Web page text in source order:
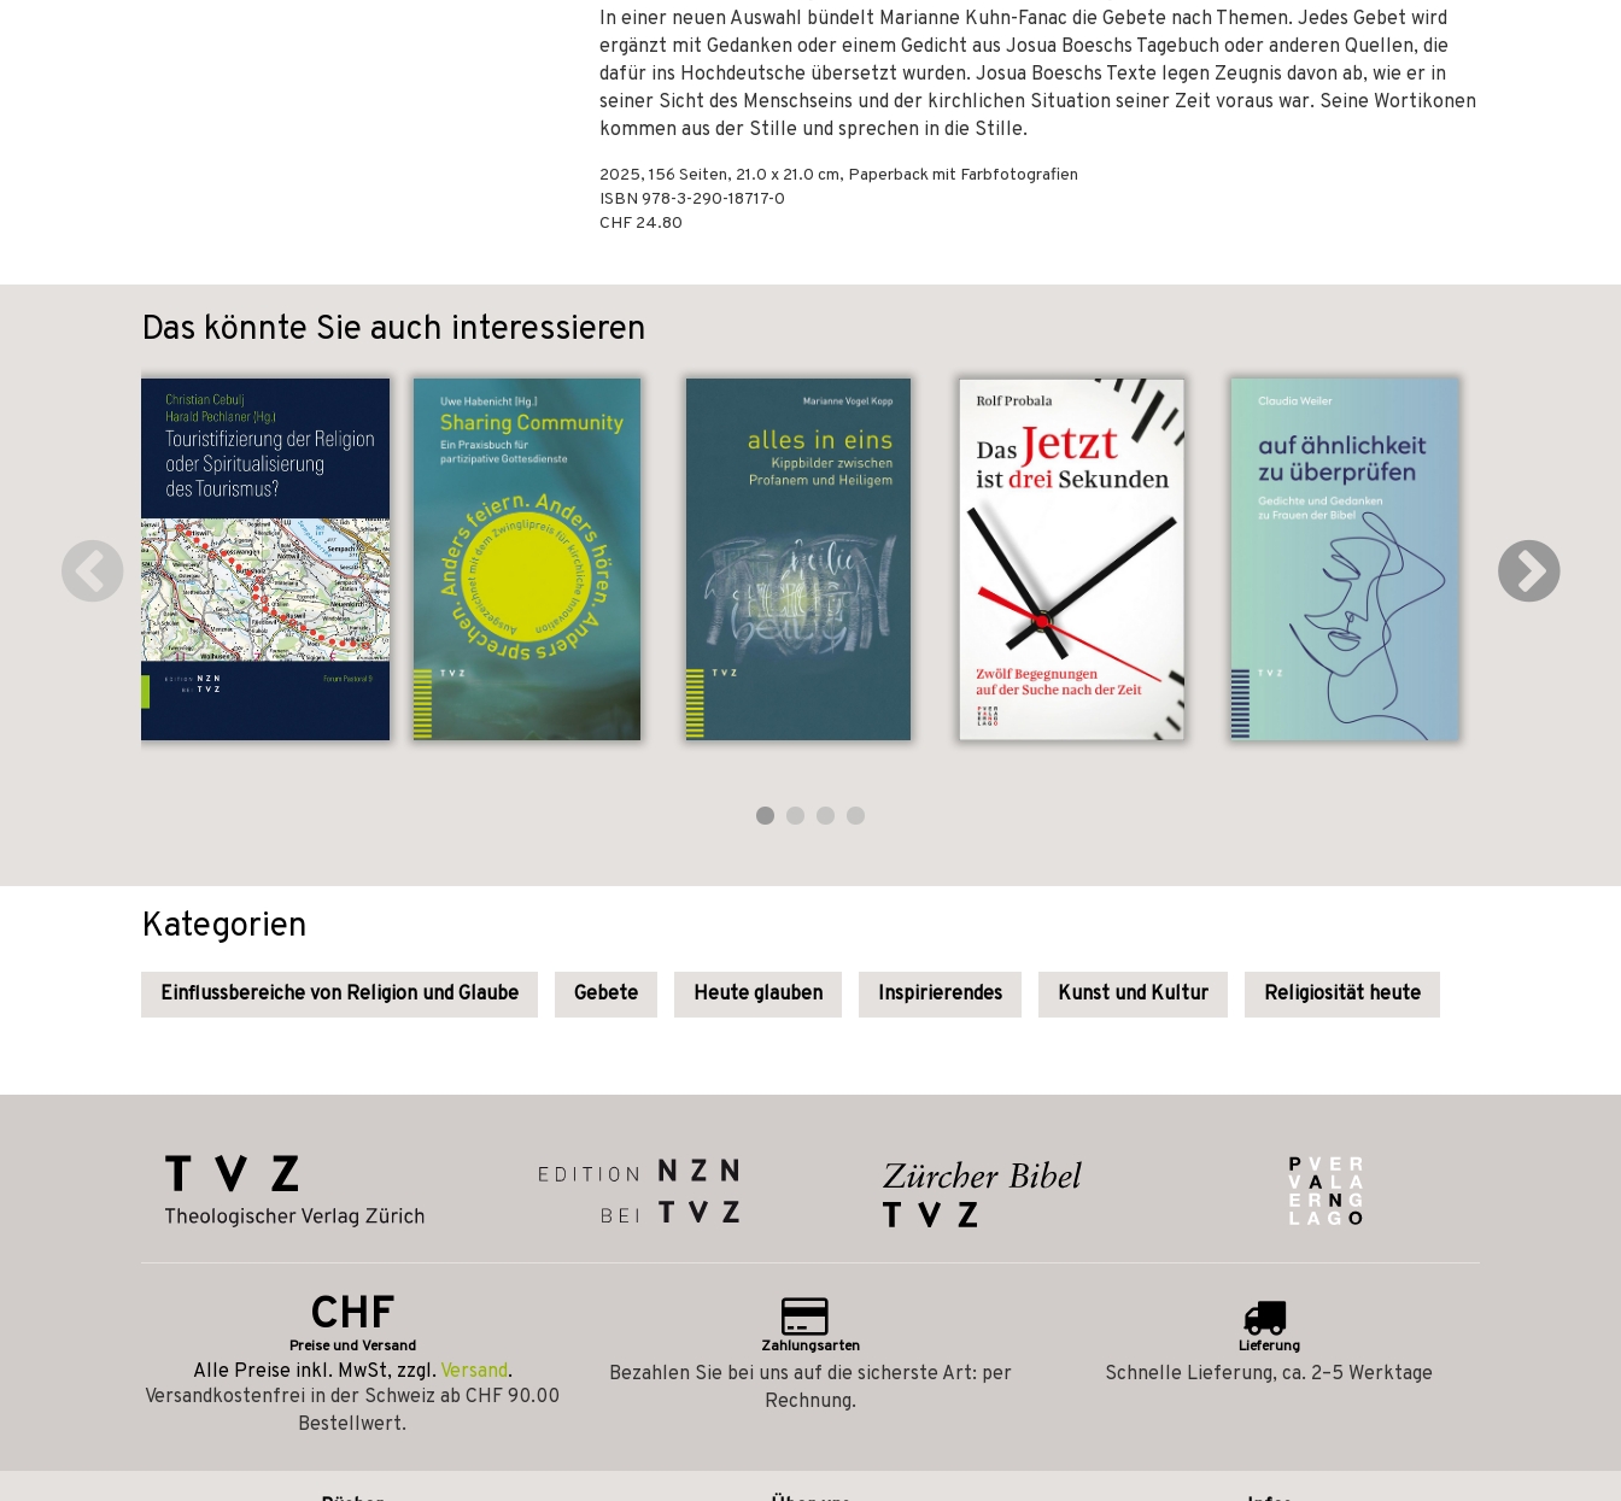
In einer neuen Auswahl bündelt Marianne Kuhn-Fanac die Gebete nach Themen. Jedes Gebet wird
ergänzt mit Gedanken oder einem Gedicht aus Josua Boeschs Tagebuch oder anderen Quellen, die
dafür ins Hochdeutsche übersetzt wurden. Josua Boeschs Texte legen Zeugnis davon ab, wie er in
seiner Sicht des Menschseins und der kirchlichen Situation seiner Zeit voraus war. Seine Wortikonen
kommen aus der Stille und sprechen in die Stille.
2025, 156 Seiten, 21.0 x 21.0 cm, Paperback mit Farbfotografien
ISBN 978-3-290-18717-0
CHF 24.80
Das könnte Sie auch interessieren
Kategorien
Einflussbereiche von Religion und Glaube Gebete Heute glauben Inspirierendes Kunst und Kultur Religiosität heute
CHF
Preise und Versand
Alle Preise inkl. MwSt, zzgl. Versand.
Versandkostenfrei in der Schweiz ab CHF 90.00
Bestellwert.
Zahlungsarten
Bezahlen Sie bei uns auf die sicherste Art: per
Rechnung.
Lieferung
Schnelle Lieferung, ca. 2–5 Werktage